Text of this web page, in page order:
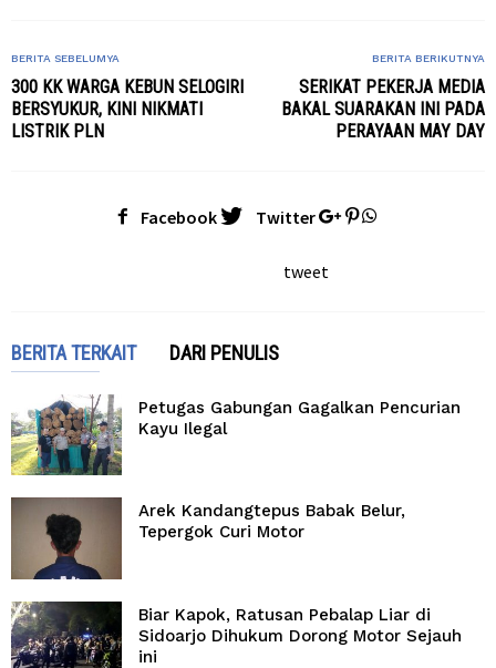
BERITA SEBELUMYA
300 KK WARGA KEBUN SELOGIRI
BERSYUKUR, KINI NIKMATI
LISTRIK PLN
BERITA BERIKUTNYA
SERIKAT PEKERJA MEDIA
BAKAL SUARAKAN INI PADA
PERAYAAN MAY DAY
Facebook Twitter
tweet
BERITA TERKAIT DARI PENULIS
Petugas Gabungan Gagalkan Pencurian
Kayu Ilegal
Arek Kandangtepus Babak Belur,
Tepergok Curi Motor
Biar Kapok, Ratusan Pebalap Liar di
Sidoarjo Dihukum Dorong Motor Sejauh
ini